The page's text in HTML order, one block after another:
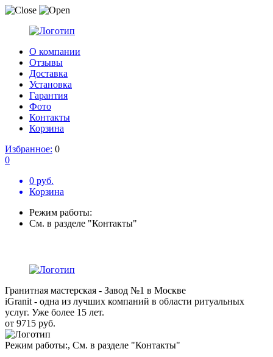
О компании
Отзывы
Доставка
Установка
Гарантия
Фото
Контакты
Корзина
Избранное: 0
0
0 руб.
Корзина
Режим работы:
См. в разделе "Контакты"
Гранитная мастерская - Завод №1 в Москве
iGranit - одна из лучших компаний в области ритуальных
услуг. Уже более 15 лет.
от 9715 руб.
Режим работы:, См. в разделе "Контакты"